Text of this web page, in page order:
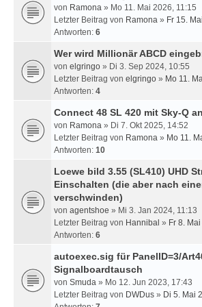
von Ramona » Mo 11. Mai 2026, 11:15
Letzter Beitrag von Ramona » Fr 15.
Antworten: 6
Wer wird Millionär ABCD
von elgringo » Di 3. Sep 2024, 10:55
Letzter Beitrag von elgringo » Mo 11.
Antworten: 4
Connect 48 SL 420 mit Sky-Q
von Ramona » Di 7. Okt 2025, 14:52
Letzter Beitrag von Ramona » Mo 11.
Antworten: 10
Loewe bild 3.55 (SL410) UHD
Einschalten (die aber nach
verschwinden)
von agentshoe » Mi 3. Jan 2024, 11:13
Letzter Beitrag von Hannibal » Fr 8.
Antworten: 6
autoexec.sig für PanelID=3/
Signalboardtausch
von Smuda » Mo 12. Jun 2023, 17:43
Letzter Beitrag von DWDus » Di 5. Mai